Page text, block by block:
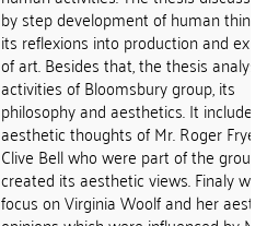
by step development of human
its reflexions into production and
of art. Besides that, the thesis
activities of Bloomsbury group, its
philosophy and aesthetics. It
aesthetic thoughts of Mr. Roger Frye
Clive Bell who were part of the group
created its aesthetic views. Finaly we
focus on Virginia Woolf and her